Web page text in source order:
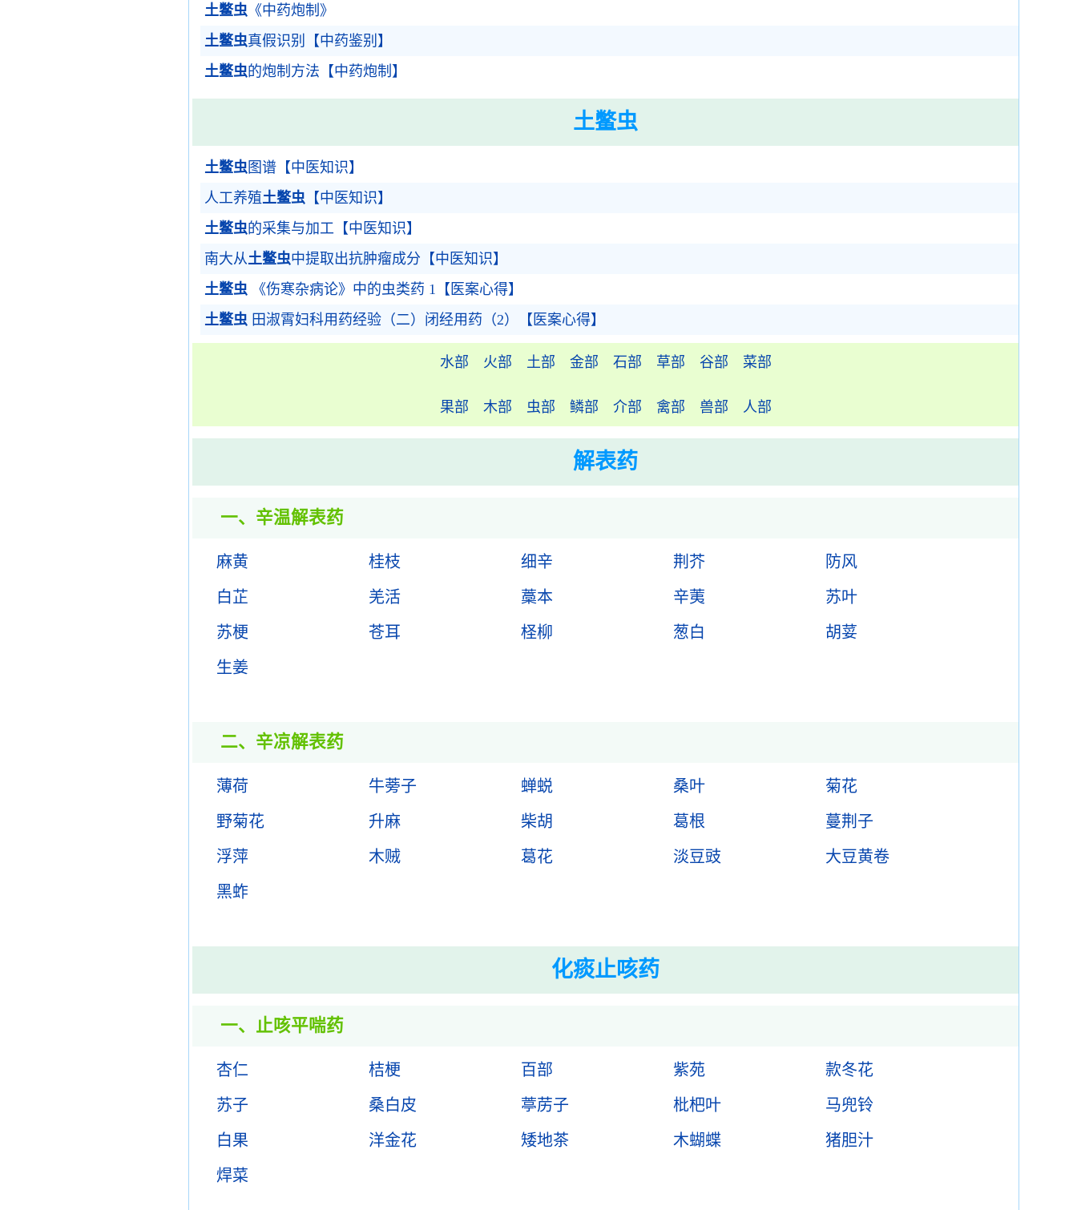
土鳖虫 《中药炮制》
土鳖虫真假识别【中药鉴别】
土鳖虫的炮制方法【中药炮制】
土鳖虫
土鳖虫图谱【中医知识】
人工养殖土鳖虫 【中医知识】
土鳖虫的采集与加工【中医知识】
南大从土鳖虫中提取出抗肿瘤成分【中医知识】
土鳖虫 《伤寒杂病论》中的虫类药 1【医案心得】
土鳖虫 田淑霄妇科用药经验（二）闭经用药（2）【医案心得】
水部 火部 土部 金部 石部 草部 谷部 菜部
果部 木部 虫部 鳞部 介部 禽部 兽部 人部
解表药
一、辛温解表药
麻黄 桂枝 细辛 荆芥
防风
白芷
羌活 藁本 辛荑
苏叶
苏梗
苍耳 柽柳 葱白
胡荽
生姜
二、辛凉解表药
薄荷 牛蒡子 蝉蜕 桑叶
菊花
野菊花
升麻 柴胡 葛根
蔓荆子
浮萍
木贼 葛花 淡豆豉
大豆黄卷
黑蚱
化痰止咳药
一、止咳平喘药
杏仁 桔梗 百部 紫苑
款冬花
苏子
桑白皮 葶苈子 枇杷叶
马兜铃
白果
洋金花 矮地茶 木蝴蝶
猪胆汁
焊菜